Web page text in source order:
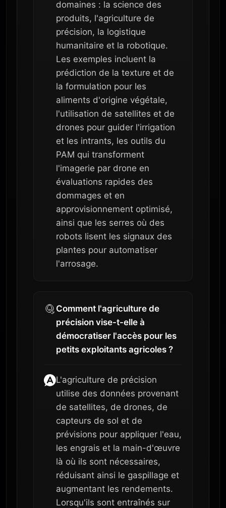
domaines : la science des
produits, l'agriculture de
précision, la logistique
humanitaire et la robotique.
Les exemples incluent la
prédiction de la texture et de
la formulation pour les
aliments d'origine végétale,
l'utilisation de satellites et de
drones pour guider l'irrigation
et les intrants, les outils du
PAM qui transforment
l'imagerie par drone en
évaluations rapides des
dommages et en
approvisionnement optimisé,
ainsi que les serres où des
robots lisent les signaux des
plantes pour automatiser
l'arrosage.
Comment l'agriculture de
précision vise-t-elle à
démocratiser l'accès pour les
petits exploitants agricoles ?
L'agriculture de précision
utilise des données provenant
de satellites, de drones, de
capteurs de sol et de
prévisions pour appliquer l'eau,
les engrais et la main-d'œuvre
là où ils sont nécessaires,
réduisant ainsi le gaspillage et
augmentant les rendements.
Lorsqu'ils sont entraînés sur